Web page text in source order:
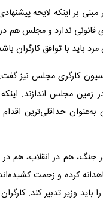
قانونی ندارد و مجلس هم
باید با توافق کارگران
کارگری مجلس نیز
مجلس اندازند.
به‌عنوان حداقلی‌ترین
هم در انقلاب، هم در
کرده و زحمت
باید وزیر تدبیر کند.